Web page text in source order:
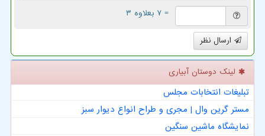
= ۷ بعلاوه ۳
ارسال نظر
لینک دوستان آبیاری
تبلیغات انتخابات مجلس
مستر گرین وال | مجری و طراح انواع دیوار سبز
نمایشگاه ماشین سنگین